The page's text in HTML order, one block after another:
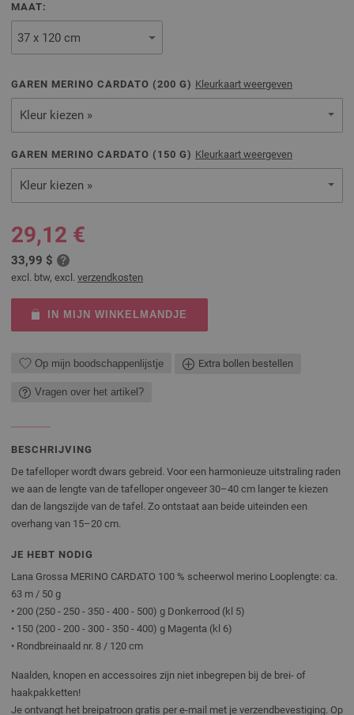
MAAT:
GAREN MERINO CARDATO (200 G) Kleurkaart weergeven
Kleur kiezen »
GAREN MERINO CARDATO ( 150 G) Kleurkaart weergeven
Kleur kiezen »
29,12 €
33,99 $
excl. btw, excl. verzendkosten
IN MIJN WINKELMANDJE
Op mijn boodschappenlijstje Extra bollen bestellen
Vragen over het artikel?
BESCHRIJVING
De tafelloper wordt dwars gebreid. Voor een harmonieuze uitstraling raden
we aan de lengte van de tafelloper ongeveer 30–40 cm langer te kiezen
dan de langszijde van de tafel. Zo ontstaat aan beide uiteinden een
overhang van 15–20 cm.
JE HEBT NODIG
Lana Grossa MERINO CARDATO 100 % scheerwol merino Looplengte: ca.
63 m / 50 g
• 200 (250 - 250 - 350 - 400 - 500) g Donkerrood (kl 5)
• 150 (200 - 200 - 300 - 350 - 400) g Magenta (kl 6)
• Rondbreinaald nr. 8 / 120 cm
Naalden, knopen en accessoires zijn niet inbegrepen bij de brei- of
haakpakketten!
Je ontvangt het breipatroon gratis per e-mail met je verzendbevestiging. Op